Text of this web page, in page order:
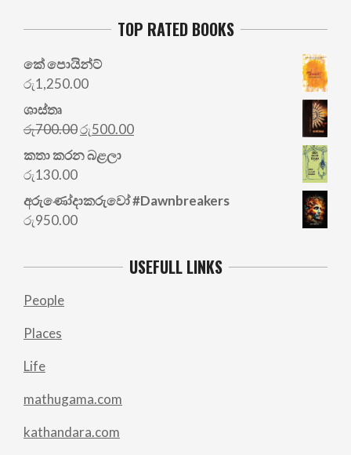
TOP RATED BOOKS
කේ පොයින්ට්
රු1,250.00
ශාස්තෘ
රු700.00Original
price
was:
රු500.00Current
කතා කරන බළලා
රු130.00
අරු‍ණෝදාකරුවෝ #Dawnbreakers
රු950.00
USEFULL LINKS
People
Places
Life
mathugama.com
kathandara.com